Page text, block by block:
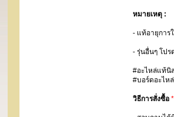
หมายเหตุ :
- แท้อายุการ
- รุ่นอื่นๆ โป
#อะไหล่แท้นิ
#บอร์ดอะไห
วิธีการสั่งซื้อ